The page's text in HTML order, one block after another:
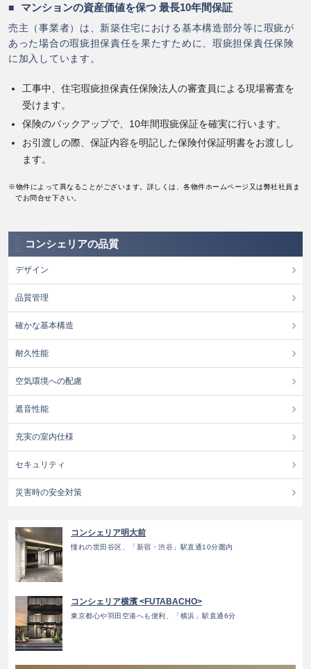
マンションの資産価値を保つ 最長10年間保証
売主（事業者）は、新築住宅における基本構造部分等に瑕疵が
あった場合の瑕疵担保責任を果たすために、瑕疵担保責任保険
に加入しています。
工事中、住宅瑕疵担保責任保険法人の審査員による現場審査を
受けます。
保険のバックアップで、10年間瑕疵保証を確実に行います。
お引渡しの際、保証内容を明記した保険付保証明書をお渡しし
ます。
※物件によって異なることがございます。詳しくは、各物件ホームページ又は弊社社員ま
でお問合せ下さい。
コンシェリアの品質
デザイン
品質管理
確かな基本構造
耐久性能
空気環境への配慮
遮音性能
充実の室内仕様
セキュリティ
災害時の安全対策
コンシェリア明大前
憧れの世田谷区、「新宿・渋谷」駅直通10分圏内
コンシェリア横濱 <FUTABACHO>
東京都心や羽田空港へも便利、「横浜」駅直通6分